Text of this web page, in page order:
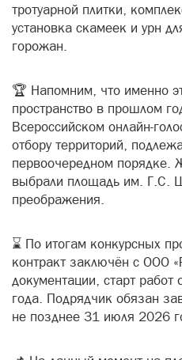
тротуарной плитки,
установка скамеек и урн
горожан.
🏆 Напомним, что именно
пространство в прошлом
Всероссийском онлайн-
отбору территорий,
первоочередном порядке.
выбрали площадь им. Г.С.
преображения.
⌛ По итогам конкурсных
контракт заключён с ООО
документации, старт
года. Подрядчик обязан
не позднее 31 июля 2026